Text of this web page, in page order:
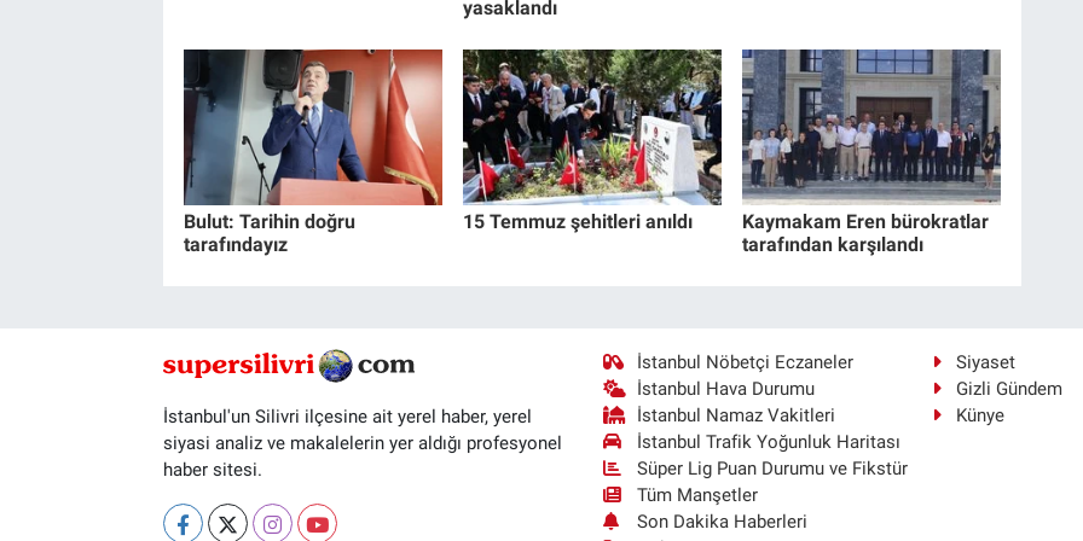
yasaklandı
Bulut: Tarihin doğru
tarafındayız
15 Temmuz şehitleri anıldı
Kaymakam Eren bürokratlar
tarafından karşılandı
İstanbul'un Silivri ilçesine ait yerel haber, yerel
siyasi analiz ve makalelerin yer aldığı profesyonel
haber sitesi.
İstanbul Nöbetçi Eczaneler
İstanbul Hava Durumu
İstanbul Namaz Vakitleri
İstanbul Trafik Yoğunluk Haritası
Süper Lig Puan Durumu ve Fikstür
Tüm Manşetler
Son Dakika Haberleri
Siyaset
Gizli Gündem
Künye